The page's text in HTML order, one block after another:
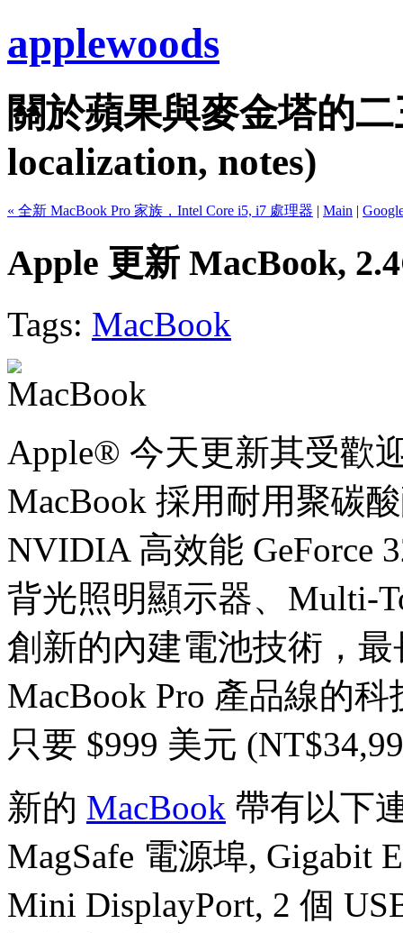
applewoods
關於蘋果與麥金塔的
localization, notes)
« 全新 MacBook Pro 家族，Intel Core i5, i7 處理器 | Main |
Apple 更新 MacBook,
Tags: MacBook
Apple® 今天更新其受歡
MacBook 採用耐用聚碳
NVIDIA 高效能 GeForce
背光照明顯示器、Multi-
創新的內建電池技術，
MacBook Pro 產品線的
只要 $999 美元
新的 MacBook 帶有以下
MagSafe 電源埠, Gigabit
Mini DisplayPort, 2 個